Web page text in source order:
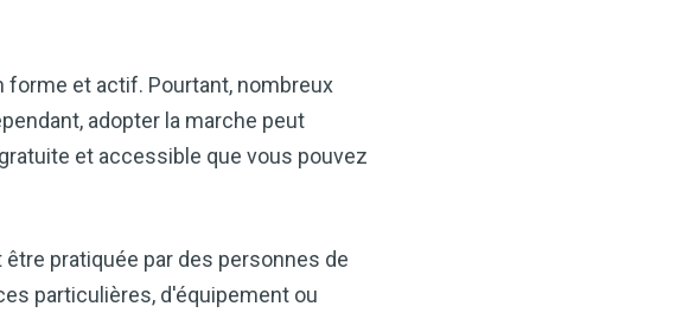
et actif. Pourtant, nombreux
adopter la marche peut
et accessible que vous pouvez
pratiquée par des personnes de
particulières, d'équipement ou